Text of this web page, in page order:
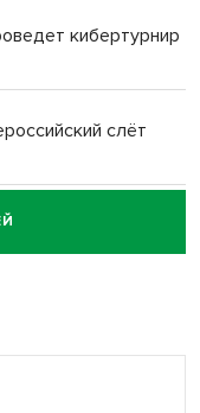
в Искитиме
кибертурнир
слёт